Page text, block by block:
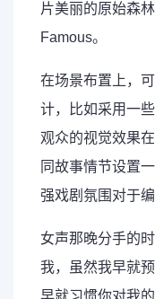
片美丽的原始森
Famous。
在场景布置上，
计，比如采用一
观众的视觉效果
同故事情节设置
强戏剧氛围对于
女声那晚分手的
我，虽然我早就
早就习惯你对我